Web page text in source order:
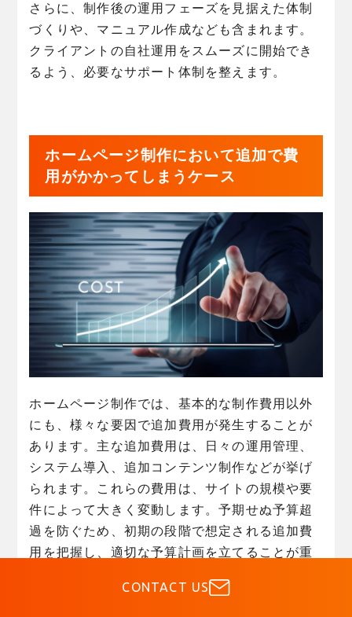
さらに、制作後の運用フェーズを見据えた体制
づくりや、マニュアル作成なども含まれます。
クライアントの自社運用をスムーズに開始でき
るよう、必要なサポート体制を整えます。
ホームページ制作において追加で費
用がかかってしまうケース
ホームページ制作では、基本的な制作費用以外
にも、様々な要因で追加費用が発生することが
あります。主な追加費用は、日々の運用管理、
システム導入、追加コンテンツ制作などが挙げ
られます。これらの費用は、サイトの規模や要
件によって大きく変動します。予期せぬ予算超
過を防ぐため、初期の段階で想定される追加費
用を把握し、適切な予算計画を立てることが重
CONTACT US